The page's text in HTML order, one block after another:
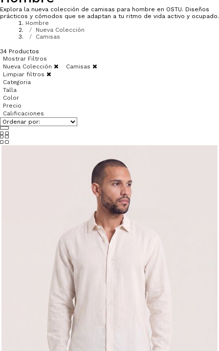
Explora la nueva colección de camisas para hombre en OSTU. Diseños
prácticos y cómodos que se adaptan a tu ritmo de vida activo y ocupado.
Hombre
Nueva Colección
Camisas
34 Productos
Mostrar Filtros
Nueva Colección
Camisas
Limpiar filtros
Categoria
Talla
Color
Precio
Calificaciones